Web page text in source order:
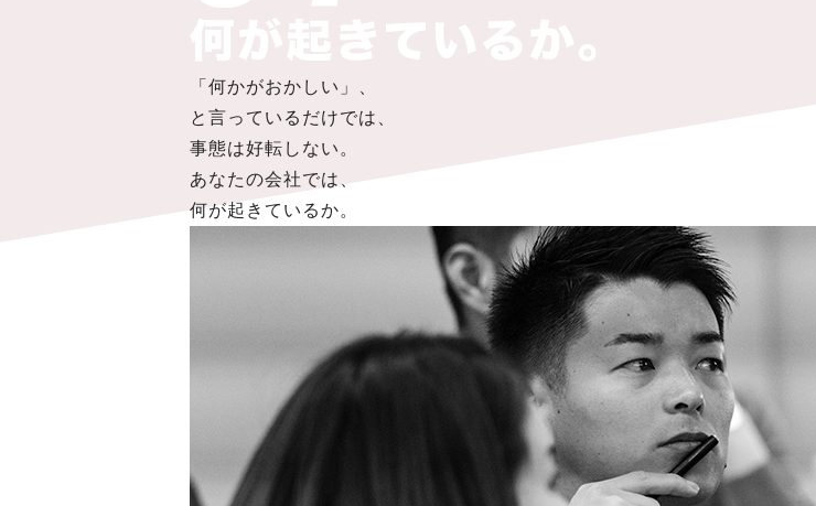
「何かがおかしい」、
と言っているだけでは、
事態は好転しない。
あなたの会社では、
何が起きているか。